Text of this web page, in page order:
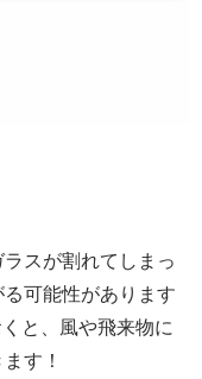
スが割れてしまっ
可能性があります
と、風や飛来物に
す！